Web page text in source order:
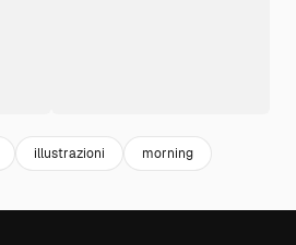
illustrazioni morning